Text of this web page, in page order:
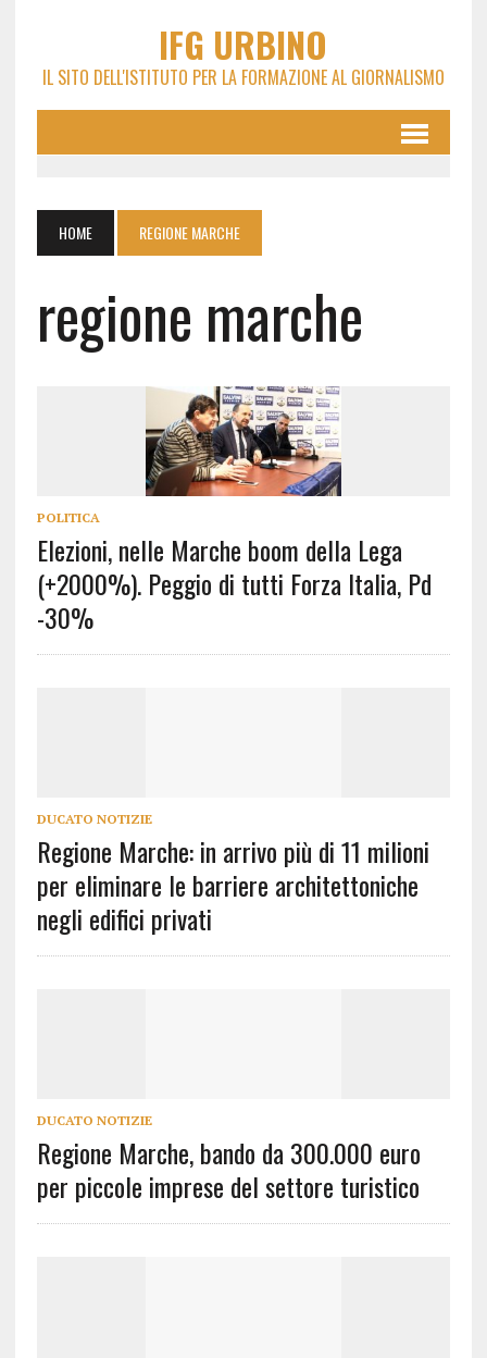
IFG URBINO
IL SITO DELL'ISTITUTO PER LA FORMAZIONE AL GIORNALISMO
HOME REGIONE MARCHE
regione marche
POLITICA
Elezioni, nelle Marche boom della Lega
(+2000%). Peggio di tutti Forza Italia, Pd
-30%
DUCATO NOTIZIE
Regione Marche: in arrivo più di 11 milioni
per eliminare le barriere architettoniche
negli edifici privati
DUCATO NOTIZIE
Regione Marche, bando da 300.000 euro
per piccole imprese del settore turistico